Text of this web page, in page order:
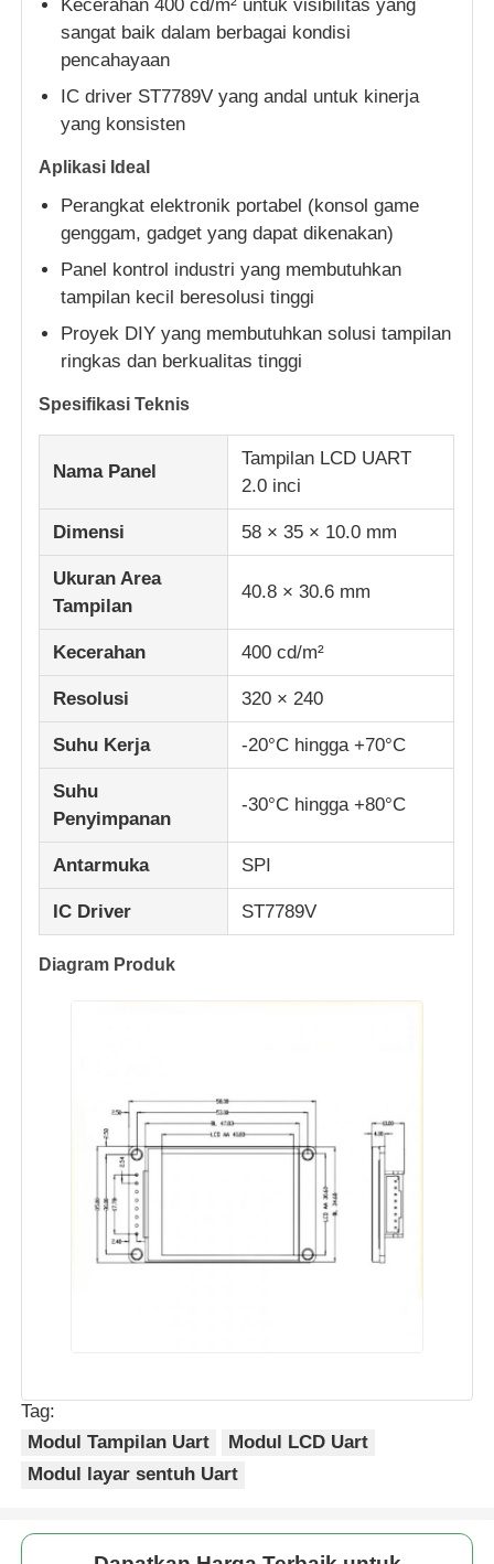
Tentang Kami
Tur Pabrik
Kontrol kualitas
Hubungi Kami
Berita
Kasus-kasus
Tampilan LCD TFT
Layar Lcd IPS
Layar sentuh LCD TFT
monitor LCD portabel
Modul Layar OLED
layar LCD mobil
Layar LCD melingkar
Panel layar sentuh LCD
Tampilan Kertas Elektronik
Layar LCD Monochrome
Modul LCD COG
Kecerahan 400 cd/m² untuk visibilitas yang
sangat baik dalam berbagai kondisi
pencahayaan
IC driver ST7789V yang andal untuk kinerja
yang konsisten
Aplikasi Ideal
Perangkat elektronik portabel (konsol game
genggam, gadget yang dapat dikenakan)
Panel kontrol industri yang membutuhkan
tampilan kecil beresolusi tinggi
Proyek DIY yang membutuhkan solusi tampilan
ringkas dan berkualitas tinggi
Spesifikasi Teknis
Nama Panel
Tampilan LCD UART
2.0 inci
Dimensi 58 × 35 × 10.0 mm
Ukuran Area
Tampilan
40.8 × 30.6 mm
Kecerahan 400 cd/m²
Resolusi 320 × 240
Suhu Kerja -20°C hingga +70°C
Suhu
Penyimpanan
-30°C hingga +80°C
Antarmuka SPI
IC Driver ST7789V
Diagram Produk
Tag:
Modul Tampilan Uart
Modul LCD Uart
Modul layar sentuh Uart